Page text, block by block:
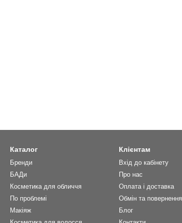
Каталог
Бренди
БАДи
Косметика для обличчя
По проблемі
Макіяж
Клієнтам
Вхід до кабінету
Про нас
Оплата і доставка
Обмін та повернення
Блог